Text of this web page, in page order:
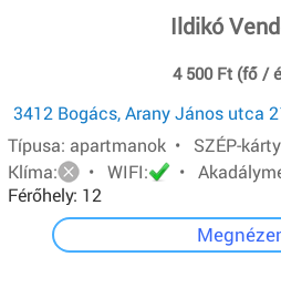
Ildikó
4 500 Ft (fő /
3412 Bogács, Arany János utca
Típusa: apartmanok • SZÉP-
Klíma:
• WIFI: •
Férőhely: 12